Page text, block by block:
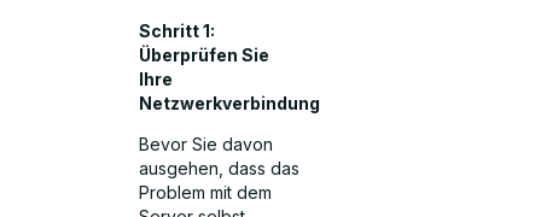
Schritt 1:
Überprüfen Sie
Ihre
Netzwerkverbindung
Bevor Sie davon
ausgehen, dass das
Problem mit dem